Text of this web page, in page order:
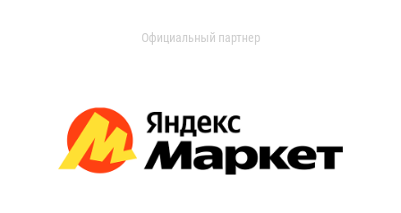
Официальный партнер